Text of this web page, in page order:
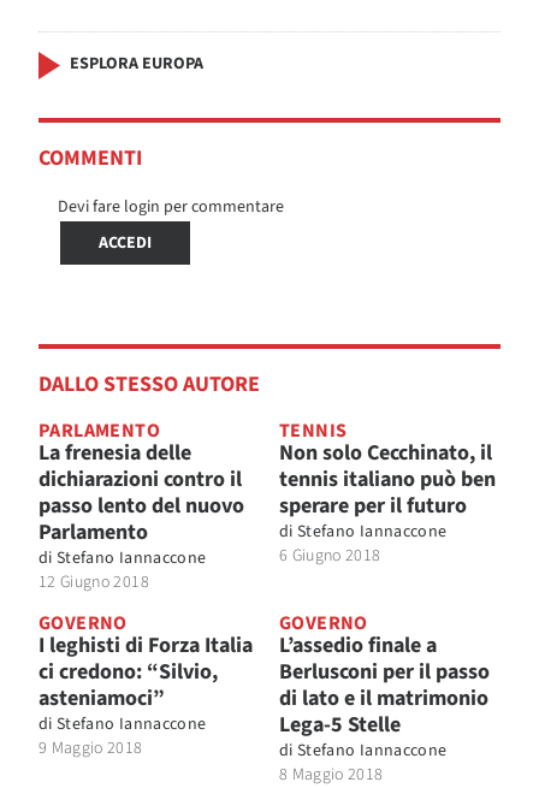
ESPLORA EUROPA
COMMENTI
Devi fare login per commentare
ACCEDI
DALLO STESSO AUTORE
PARLAMENTO
La frenesia delle
dichiarazioni contro il
passo lento del nuovo
Parlamento
di Stefano Iannaccone
12 Giugno 2018
TENNIS
Non solo Cecchinato, il
tennis italiano può ben
sperare per il futuro
di Stefano Iannaccone
6 Giugno 2018
GOVERNO
I leghisti di Forza Italia
ci credono: “Silvio,
asteniamoci”
di Stefano Iannaccone
9 Maggio 2018
GOVERNO
L’assedio finale a
Berlusconi per il passo
di lato e il matrimonio
Lega-5 Stelle
di Stefano Iannaccone
8 Maggio 2018